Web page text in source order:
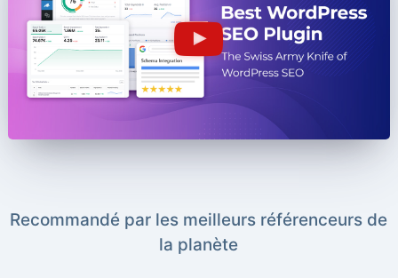
Recommandé par les meilleurs référenceurs de
la planète